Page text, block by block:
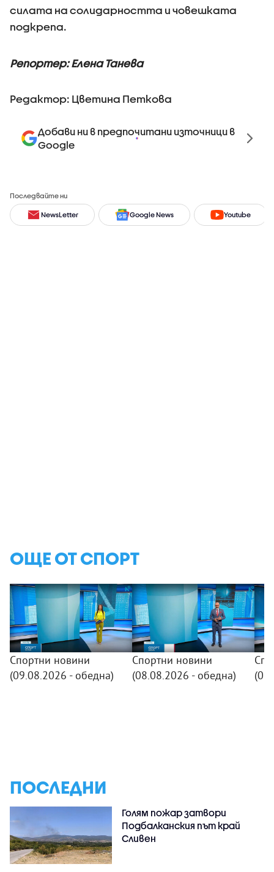
силата на солидарността и човешката
подкрепа.
Репортер: Елена Танева
Редактор: Цветина Петкова
Добави ни в предпочитани източници в
Google
Последвайте ни
NewsLetter Google News Youtube
ОЩЕ ОТ СПОРТ
Спортни новини
(09.08.2026 - обедна)
Спортни новини
(08.08.2026 - обедна)
ПОСЛЕДНИ
Голям пожар затвори
Подбалканския път край
Сливен